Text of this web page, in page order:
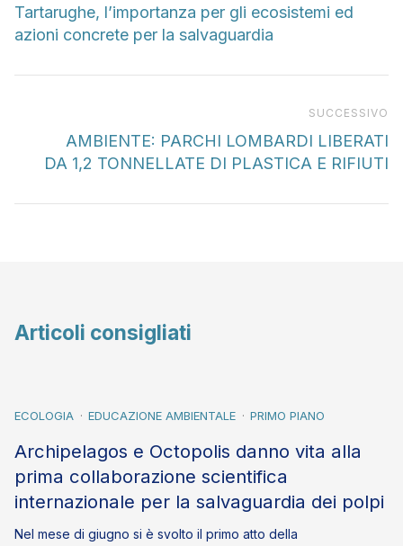
Tartarughe, l’importanza per gli ecosistemi ed
azioni concrete per la salvaguardia
SUCCESSIVO
AMBIENTE: PARCHI LOMBARDI LIBERATI
DA 1,2 TONNELLATE DI PLASTICA E RIFIUTI
Articoli consigliati
ECOLOGIA EDUCAZIONE AMBIENTALE PRIMO PIANO
Archipelagos e Octopolis danno vita alla
prima collaborazione scientifica
internazionale per la salvaguardia dei polpi
Nel mese di giugno si è svolto il primo atto della